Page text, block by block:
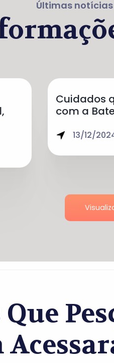
Últimas notícias
Cuidados
com a
13/12/